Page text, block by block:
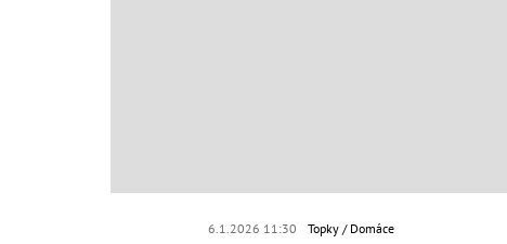
6.1.2026 11:30 Topky Domáce